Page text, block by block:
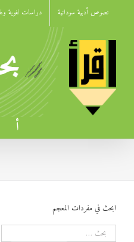
content
نصوص أدبية سودانية دراسات لغوية
أ
ابحث في مفردات المعجم
البحث